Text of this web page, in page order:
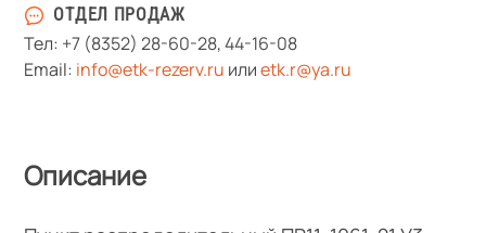
ОТДЕЛ ПРОДАЖ
Тел: +7 (8352) 28-60-28,44-16-08
Email: info@etk-rezerv.ru илиetk.r@ya.ru
Описание